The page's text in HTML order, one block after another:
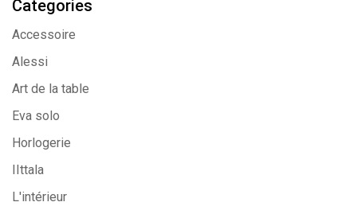
Categories
Accessoire
Alessi
Art de la table
Eva solo
Horlogerie
IIttala
L'intérieur